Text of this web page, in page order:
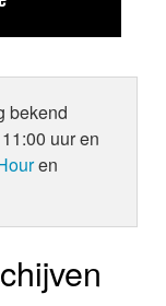
bekend
uur en
en